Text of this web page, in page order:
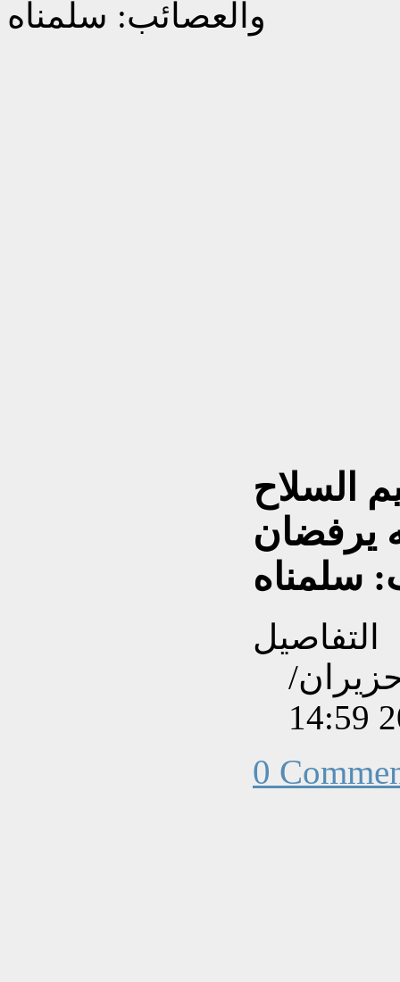
والعصائب: سلمناه
السلاح
يرفضان
سلمناه
التفاصيل
بتاريخ الإثنين, 01 حزيران/
0